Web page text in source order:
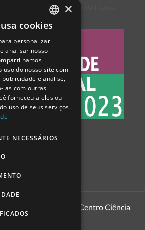
de Conflitos de Consumo de Lisboa
do Conhecimento | Centro Ciência
Viva
PORTUGUESE
ENGLISH
SPANISH
×
cookies
personalizar
analisar nosso
uso do nosso site com
e análise,
las com outras
forneceu a eles ou
uso de seus serviços.
NECESSÁRIOS